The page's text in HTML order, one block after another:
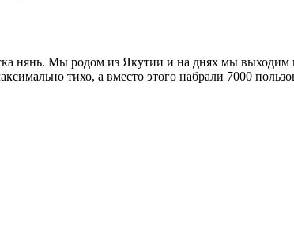
нянь. Мы родом из Якутии и на днях мы выходим
тихо, а вместо этого набрали 7000